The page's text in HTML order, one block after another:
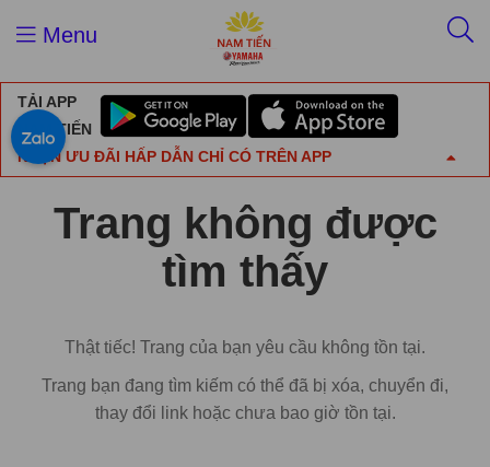
Menu
TẢI APP
NAM TIẾN
NHẬN ƯU ĐÃI HẤP DẪN CHỈ CÓ TRÊN APP
Trang không được
tìm thấy
Thật tiếc! Trang của bạn yêu cầu không tồn tại.
Trang bạn đang tìm kiếm có thể đã bị xóa, chuyển đi,
thay đổi link hoặc chưa bao giờ tồn tại.